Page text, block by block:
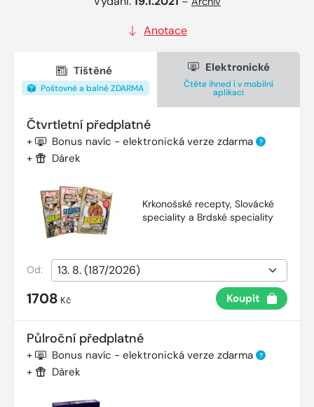
Anotace
Tištěné
Poštovné a balné ZDARMA
Elektronické
Čtěte ihned i v mobilní
aplikaci
Čtvrtletní předplatné
+ Bonus navíc - elektronická verze zdarma ?
+ Dárek
Krkonošské recepty, Slovácké
speciality a Brdské speciality
Od:
1708 Kč Koupit
Půlroční předplatné
+ Bonus navíc - elektronická verze zdarma ?
+ Dárek